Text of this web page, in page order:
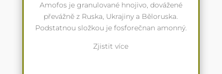
Amofos je granulované hnojivo, dovážené
převážně z Ruska, Ukrajiny a Běloruska.
Podstatnou složkou je fosforečnan amonný.
Zjistit více